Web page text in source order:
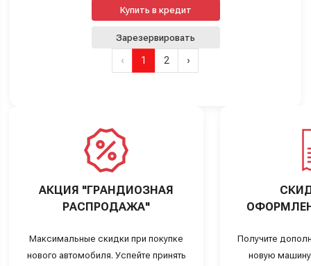
Купить в кредит
Зарезервировать
‹ 1 2 ›
АКЦИЯ "ГРАНДИОЗНАЯ
РАСПРОДАЖА"
Максимальные скидки при покупке
нового автомобиля. Успейте принять
Получите
новую